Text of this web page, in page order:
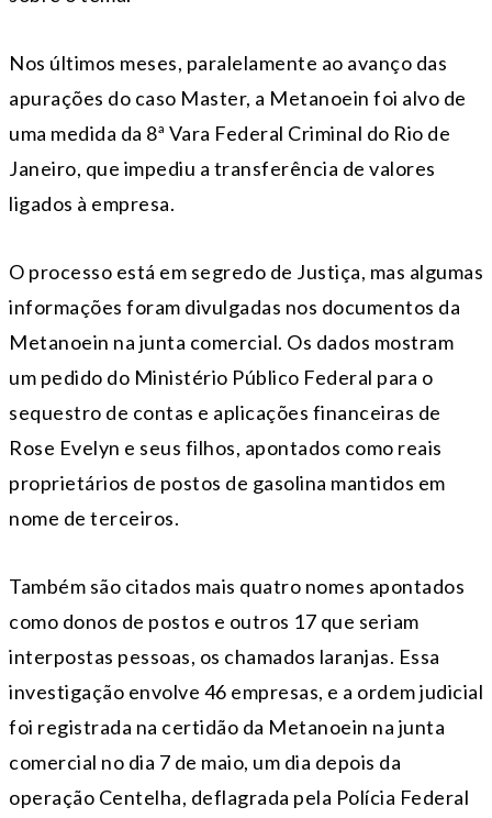
Nos últimos meses, paralelamente ao avanço das
apurações do caso Master, a Metanoein foi alvo de
uma medida da 8ª Vara Federal Criminal do Rio de
Janeiro, que impediu a transferência de valores
ligados à empresa.
O processo está em segredo de Justiça, mas algumas
informações foram divulgadas nos documentos da
Metanoein na junta comercial. Os dados mostram
um pedido do Ministério Público Federal para o
sequestro de contas e aplicações financeiras de
Rose Evelyn e seus filhos, apontados como reais
proprietários de postos de gasolina mantidos em
nome de terceiros.
Também são citados mais quatro nomes apontados
como donos de postos e outros 17 que seriam
interpostas pessoas, os chamados laranjas. Essa
investigação envolve 46 empresas, e a ordem judicial
foi registrada na certidão da Metanoein na junta
comercial no dia 7 de maio, um dia depois da
operação Centelha, deflagrada pela Polícia Federal